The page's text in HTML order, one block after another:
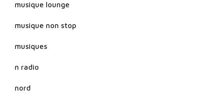
musique lounge
musique non stop
musiques
n radio
nord